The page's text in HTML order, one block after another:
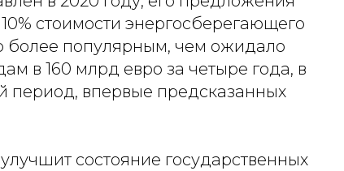
стоимости энергосберегающего
более популярным, чем ожидало
в 160 млрд евро за четыре года, в
период, впервые предсказанных
состояние государственных